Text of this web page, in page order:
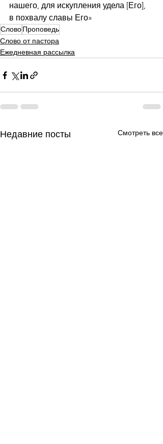
нашего, для искупления удела [Его],
в похвалу славы Его»
СловоПроповедь
Слово от пастора
Ежедневная рассылка
Недавние посты Смотреть все